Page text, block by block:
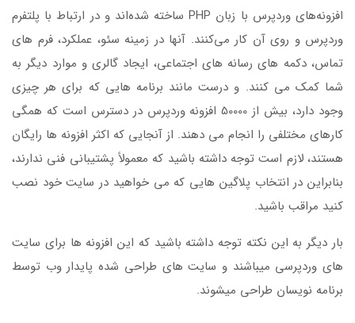
افزونه‌های وردپرس با زبان PHP ساخته شده‌اند و در ارتباط با پلتفرم
وردپرس و روی آن کار می‌کنند. آنها در زمینه سئو، عملکرد، فرم های
تماس، دکمه های رسانه های اجتماعی، ایجاد گالری و موارد دیگر به
شما کمک می کنند. و درست مانند برنامه هایی که برای هر چیزی
وجود دارد، بیش از 50000 افزونه وردپرس در دسترس است که همگی
کارهای مختلفی را انجام می دهند. از آنجایی که اکثر افزونه ها رایگان
هستند، لازم است توجه داشته باشید که معمولاً پشتیبانی فنی ندارند،
بنابراین در انتخاب پلاگین هایی که می خواهید در سایت خود نصب
کنید مراقب باشید.
بار دیگر به این نکته توجه داشته باشید که این افزونه ها برای سایت
های وردپرسی میباشند و سایت های طراحی شده پایدار وب توسط
برنامه نویسان طراحی میشوند.